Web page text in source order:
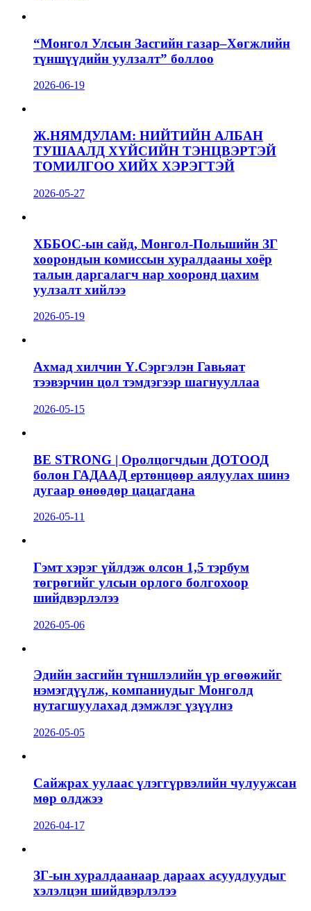
“Монгол Улсын Засгийн газар–Хөгжлийн
түншүүдийн уулзалт” боллоо
2026-06-19
Ж.НЯМДУЛАМ: НИЙТИЙН АЛБАН
ТУШААЛД ХҮЙСИЙН ТЭНЦВЭРТЭЙ
ТОМИЛГОО ХИЙХ ХЭРЭГТЭЙ
2026-05-27
ХББОС-ын сайд, Монгол-Польшийн ЗГ
хоорондын комиссын хуралдааны хоёр
талын даргалагч нар хооронд цахим
уулзалт хийлээ
2026-05-19
Ахмад хилчин Ү.Сэргэлэн Гавьяат
тээвэрчин цол тэмдэгээр шагнууллаа
2026-05-15
BE STRONG | Оролцогчдын ДОТООД
болон ГАДААД ертөнцөөр аялуулах шинэ
дугаар өнөөдөр цацагдана
2026-05-11
Гэмт хэрэг үйлдэж олсон 1,5 тэрбум
төгрөгийг улсын орлого болгохоор
шийдвэрлэлээ
2026-05-06
Эдийн засгийн түншлэлийн үр өгөөжийг
нэмэгдүүлж, компаниудыг Монголд
нутагшуулахад дэмжлэг үзүүлнэ
2026-05-05
Сайжрах уулаас үлэггүрвэлийн чулуужсан
мөр олджээ
2026-04-17
ЗГ-ын хуралдаанаар дараах асуудлуудыг
хэлэлцэн шийдвэрлэлээ